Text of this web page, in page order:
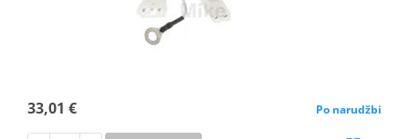
33,01 € Po narudžbi